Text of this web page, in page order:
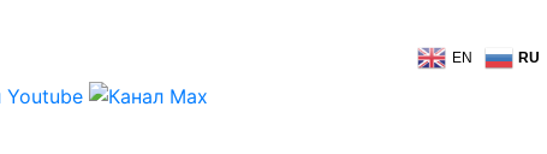
EN RU